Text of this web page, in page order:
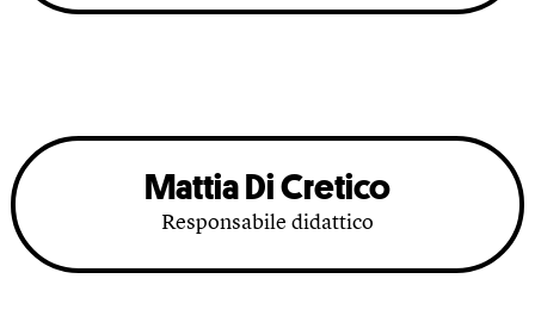
Mattia Di Cretico
Responsabile didattico